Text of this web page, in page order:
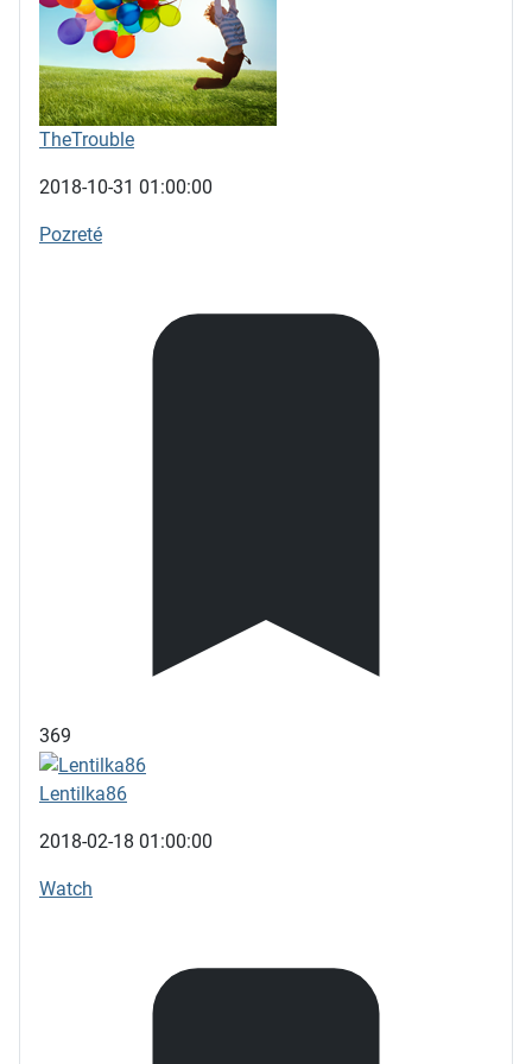
TheTrouble
2018-10-31 01:00:00
Pozreté
369
Lentilka86
2018-02-18 01:00:00
Watch